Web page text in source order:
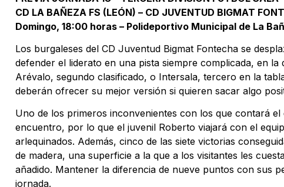
CD LA BAÑEZA FS (LEÓN) – CD JUVENTUD BIGMAT
Domingo, 18:00 horas – Polideportivo Municipal de La
Los burgaleses del CD Juventud Bigmat Fontecha se
defender el liderato en una pista siempre complicada, en
Arévalo, segundo clasificado, o Intersala, tercero en la
deberán ofrecer su mejor versión si quieren sacar algo
Uno de los primeros inconvenientes con los que contará
encuentro, por lo que el juvenil Roberto viajará con el
arlequinados. Además, cinco de las siete victorias
de madera, una superficie a la que a los visitantes les
añadido. Mantener la diferencia de nueve puntos con sus
jornada.